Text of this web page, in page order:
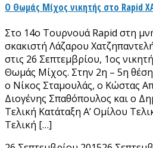
Ο Θωμάς Μίχος νικητής στο Rapid
Στο 14ο Τουρνουά Rapid στη
σκακιστή Λάζαρου
στις 26 Σεπτεμβρίου, 1ος
Θωμάς Μίχος. Στην 2η – 5η
ο Νίκος Σταμουλάς, ο Κώστας
Διογένης Σπαθόπουλος και ο
Τελική Κατάταξη A’ Ομίλου
Τελική […]